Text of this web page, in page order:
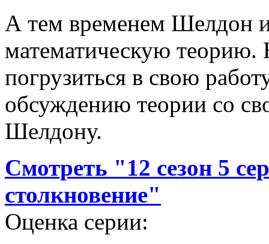
А тем временем Шелдон
математическую
погрузиться в свою
обсуждению теории со
Шелдону.
Смотреть "12 сезон 5
столкновение"
Оценка серии: